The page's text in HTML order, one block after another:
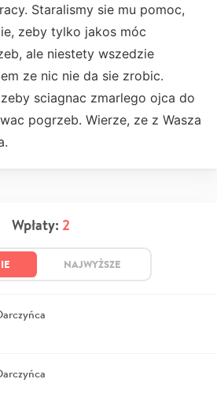
Staralismy sie mu pomoc,
zeby tylko jakos móc
ale niestety wszedzie
ze nic nie da sie zrobic.
sciagnac zmarlego ojca do
pogrzeb. Wierze, ze z Wasza
Wpłaty: 2
NAJWYŻSZE